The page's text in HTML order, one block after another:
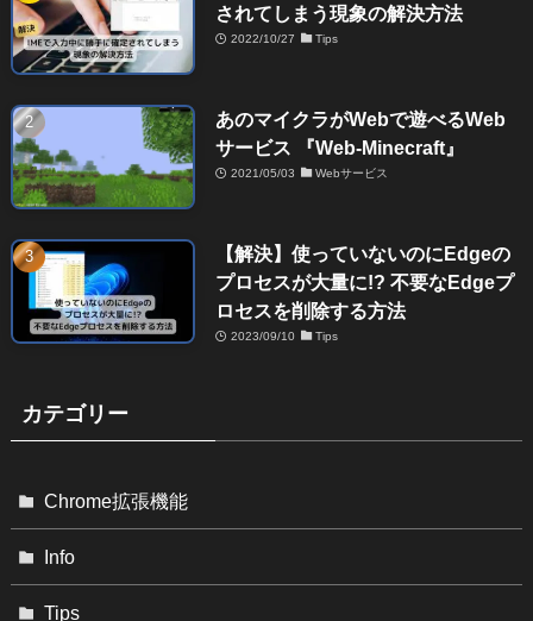
されてしまう現象の解決方法
2022/10/27 Tips
あのマイクラがWebで遊べるWeb
サービス 『Web-Minecraft』
2021/05/03 Webサービス
【解決】使っていないのにEdgeの
プロセスが大量に!? 不要なEdgeプ
ロセスを削除する方法
2023/09/10 Tips
カテゴリー
Chrome拡張機能
Info
Tips